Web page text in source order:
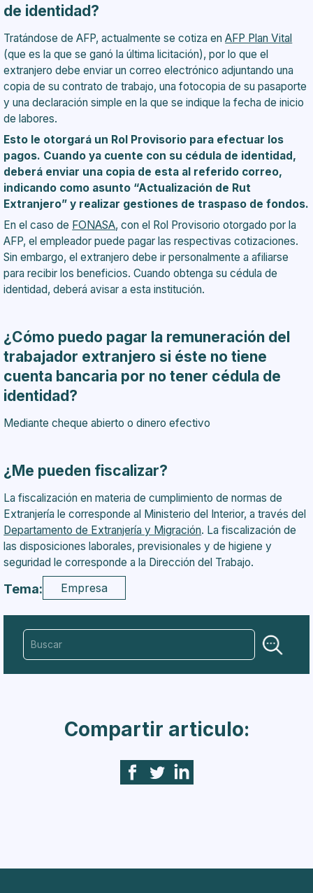
de identidad?
Tratándose de AFP, actualmente se cotiza enAFP Plan Vital
(que es la que se ganó la última licitación), por lo que el
extranjero debe enviar un correo electrónico adjuntando una
copia de su contrato de trabajo, una fotocopia de su pasaporte
y una declaración simple en la que se indique la fecha de inicio
de labores.
Esto le otorgará un Rol Provisorio para efectuar los
pagos. Cuando ya cuente con su cédula de identidad,
deberá enviar una copia de esta al referido correo,
indicando como asunto “Actualización de Rut
Extranjero” y realizar gestiones de traspaso de fondos.
En el caso de FONASA, con el Rol Provisorio otorgado por la
AFP, el empleador puede pagar las respectivas cotizaciones.
Sin embargo, el extranjero debe ir personalmente a afiliarse
para recibir los beneficios. Cuando obtenga su cédula de
identidad, deberá avisar a esta institución.
¿Cómo puedo pagar la remuneración del
trabajador extranjero si éste no tiene
cuenta bancaria por no tener cédula de
identidad?
Mediante cheque abierto o dinero efectivo
¿Me pueden fiscalizar?
La fiscalización en materia de cumplimiento de normas de
Extranjería le corresponde al Ministerio del Interior, a través del
Departamento de Extranjería y Migración. La fiscalización de
las disposiciones laborales, previsionales y de higiene y
seguridad le corresponde a la Dirección del Trabajo.
Tema: Empresa
Compartir articulo: